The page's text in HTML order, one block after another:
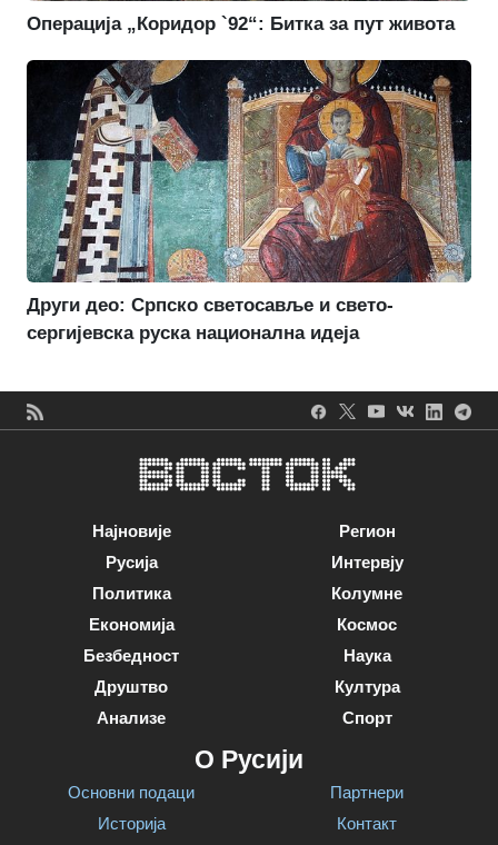
Операција „Коридор `92“: Битка за пут живота
Други део: Српско светосавље и свето-
сергијевска руска национална идеја
Најновије
Русија
Политика
Економија
Безбедност
Друштво
Анализе
Регион
Интервју
Колумне
Космос
Наука
Култура
Спорт
О Русији
Основни подаци
Историја
Партнери
Контакт